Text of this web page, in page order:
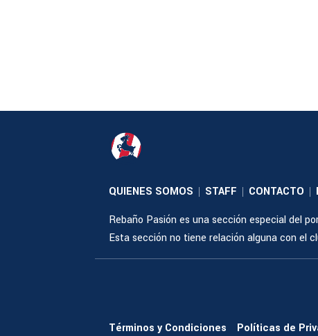
QUIENES SOMOS | STAFF | CONTACTO |
Rebaño Pasión es una sección especial del
Esta sección no tiene relación alguna con el
Términos y Condiciones Políticas de